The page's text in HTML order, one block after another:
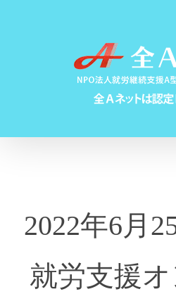
2022年6月
就労支援